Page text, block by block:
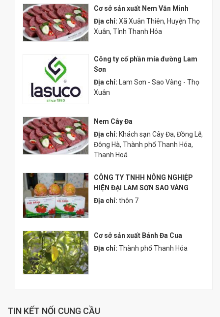
Cơ sở sản xuất Nem Văn Minh
Địa chỉ: Xã Xuân Thiên, Huyện Thọ
Xuân, Tỉnh Thanh Hóa
Công ty cố phần mía đường Lam
Sơn
Địa chỉ:
Lam Sơn - Sao Vàng - Thọ
Xuân
Nem Cây Đa
Địa chỉ: Khách sạn Cây Đa, Đồng Lễ,
Đông Hà, Thành phố Thanh Hóa,
Thanh Hoá
CÔNG TY TNHH NÔNG NGHIỆP
HIỆN ĐẠI LAM SƠN SAO VÀNG
Địa chỉ: thôn 7
Cơ sở sản xuất Bánh Đa Cua
Địa chỉ: Thành phố Thanh Hóa
TIN KẾT NỐI CUNG CẦU